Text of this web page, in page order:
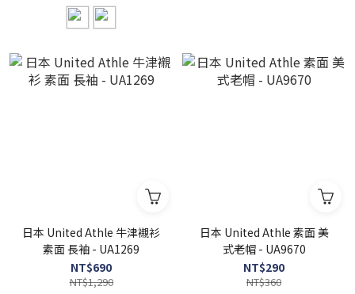
日本 United Athle 牛津襯衫
素面 長袖 - UA1269
NT$690
NT$1,290
日本 United Athle 素面 美
式老帽 - UA9670
NT$290
NT$360